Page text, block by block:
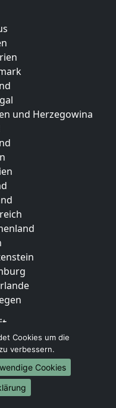
und Herzegowina
am Main
Cookies um die
verbessern.
Cookies